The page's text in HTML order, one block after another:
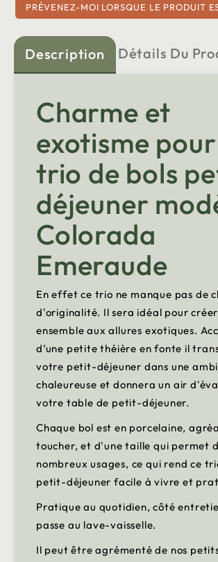
PRÉVENEZ-MOI LORSQUE LE PRODUIT
Description Détails Du
Charme et
exotisme
trio de bols
déjeuner
Colorada
Emeraude
En effet ce trio ne manque pas de
d'originalité. Il sera idéal pour
ensemble aux allures exotiques.
d’une petite théière en fonte il
votre petit-déjeuner dans une
chaleureuse et donnera un air
votre table de petit-déjeuner.
Chaque bol est en porcelaine,
toucher, et d'une taille qui permet
nombreux usages, ce qui rend ce
petit-déjeuner facile à vivre et
Pratique au quotidien, côté
passe au lave-vaisselle.
Il peut être agrémenté de nos